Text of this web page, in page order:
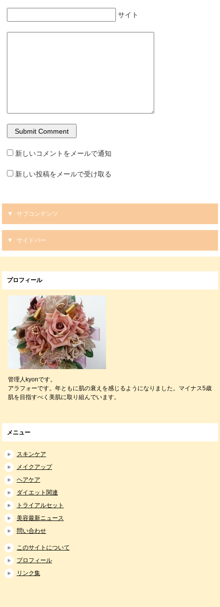
サイト
新しいコメントをメールで通知
新しい投稿をメールで受け取る
サブコンテンツ
サイドバー
プロフィール
管理人kyonです。
アラフォーです。年ともに肌の衰えを感じるようになりました。マイナス5歳
肌を目指すべく美肌に取り組んでいます。
メニュー
スキンケア
メイクアップ
ヘアケア
ダイエット関連
トライアルセット
美容最新ニュース
問い合わせ
このサイトについて
プロフィール
リンク集